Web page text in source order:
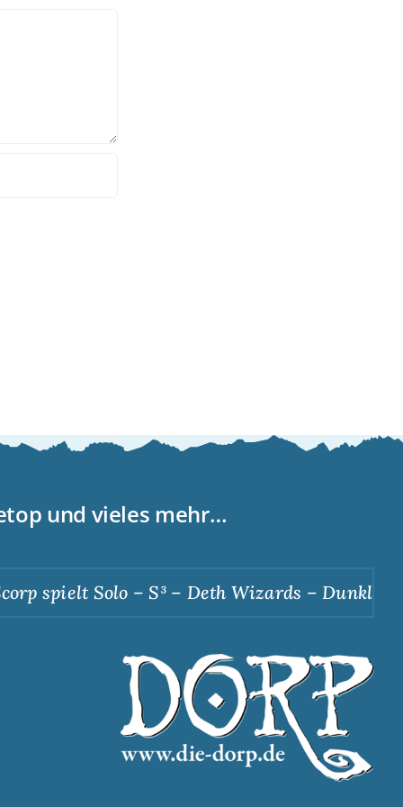
und vieles mehr…
Solo – S³ – Deth Wizards – Dunkle